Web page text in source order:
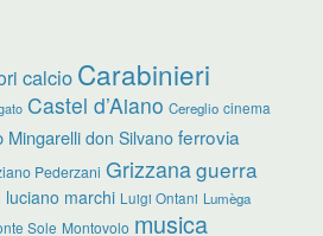
calcio Carabinieri
Castel d’Aiano Cereglio cinema
Mingarelli don Silvano ferrovia
Pederzani Grizzanaguerra
luciano marchi Luigi Ontani Lumèga
Sole Montovolo musica